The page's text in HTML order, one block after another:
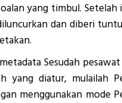
yang timbul. Setelah
dan diberi
Sesudah
yang diatur, mulailah
menggunakan mode